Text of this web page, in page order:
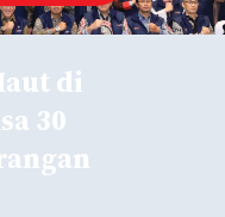
di
30